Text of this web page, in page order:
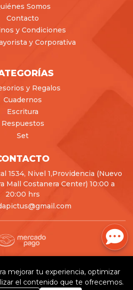
Somos
Contacto
y Condiciones
y Corporativa
y Regalos
Cuadernos
Escritura
Respuestos
Set
1534, Nivel 1,Providencia (Nuevo
Mall Costanera Center) 10:00 a
20:00 hrs
Creado porBsale
mejorar tu experiencia, optimizar
el contenido que te ofrecemos.